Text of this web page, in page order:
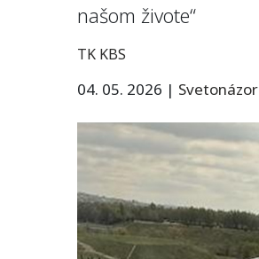
našom živote“
TK KBS
04. 05. 2026 | Svetonázor